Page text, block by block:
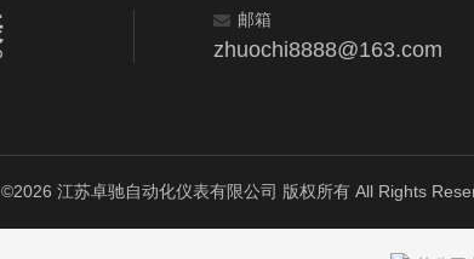
邮箱
zhuochi8888@163.com
©2026 江苏卓驰自动化仪表有限公司 版权所有 All Rights